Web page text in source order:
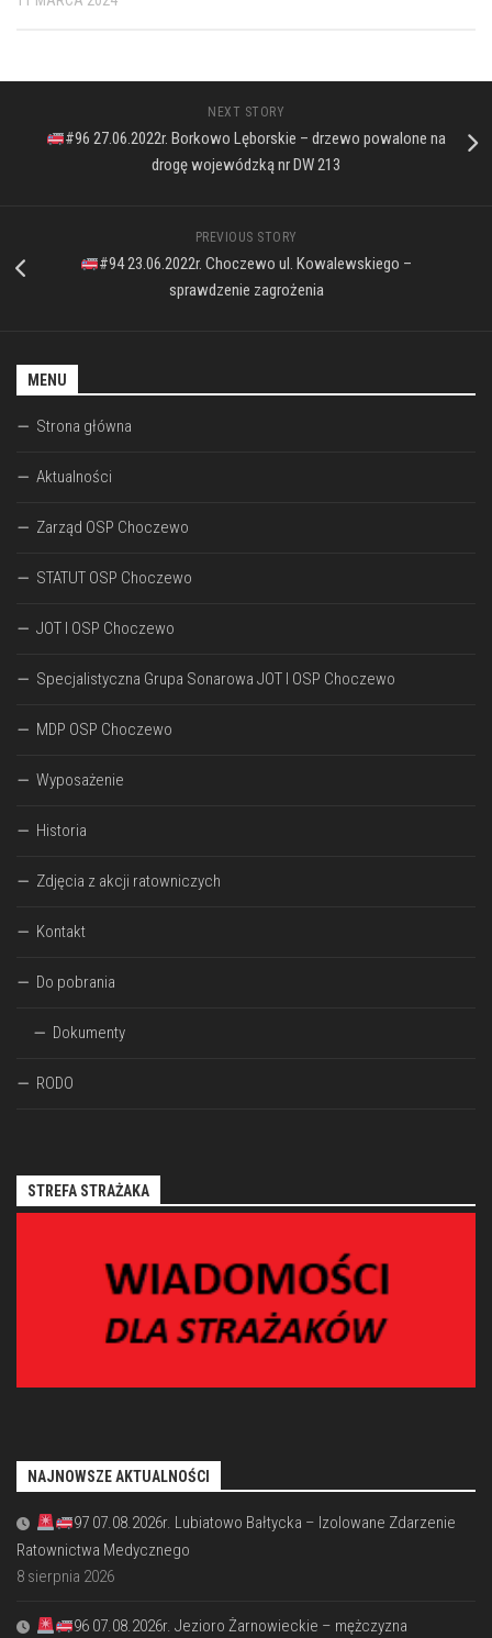
NEXT STORY
#96 27.06.2022r. Borkowo Lęborskie – drzewo powalone na
drogę wojewódzką nr DW 213
PREVIOUS STORY
#94 23.06.2022r. Choczewo ul. Kowalewskiego –
sprawdzenie zagrożenia
MENU
Strona główna
Aktualności
Zarząd OSP Choczewo
STATUT OSP Choczewo
JOT I OSP Choczewo
Specjalistyczna Grupa Sonarowa JOT I OSP Choczewo
MDP OSP Choczewo
Wyposażenie
Historia
Zdjęcia z akcji ratowniczych
Kontakt
Do pobrania
Dokumenty
RODO
STREFA STRAŻAKA
NAJNOWSZE AKTUALNOŚCI
97 07.08.2026r. Lubiatowo Bałtycka – Izolowane Zdarzenie
Ratownictwa Medycznego
8 sierpnia 2026
96 07.08.2026r. Jezioro Żarnowieckie – mężczyzna